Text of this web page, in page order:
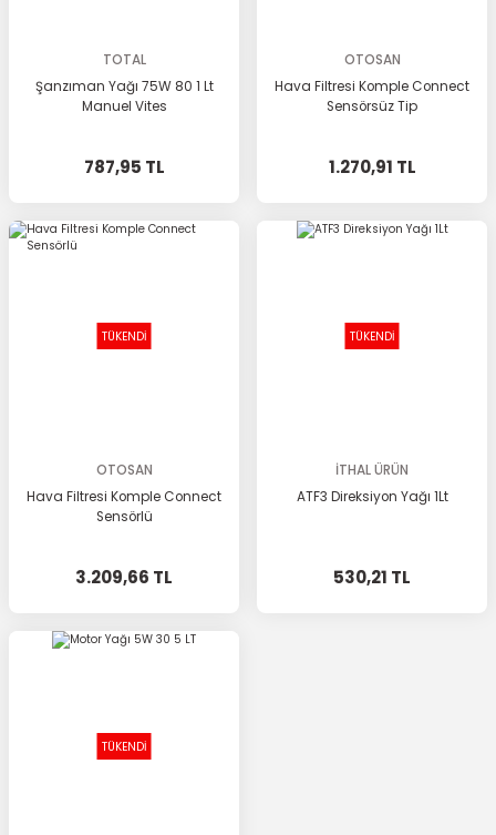
TOTAL
Şanzıman Yağı 75W 80 1 Lt
Manuel Vites
787,95 TL
OTOSAN
Hava Filtresi Komple Connect
Sensörsüz Tip
1.270,91 TL
TÜKENDİ
OTOSAN
Hava Filtresi Komple Connect
Sensörlü
3.209,66 TL
TÜKENDİ
İTHAL ÜRÜN
ATF3 Direksiyon Yağı 1Lt
530,21 TL
TÜKENDİ